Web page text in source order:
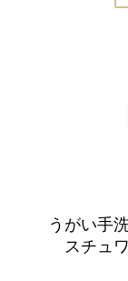
うがい手
スチュ